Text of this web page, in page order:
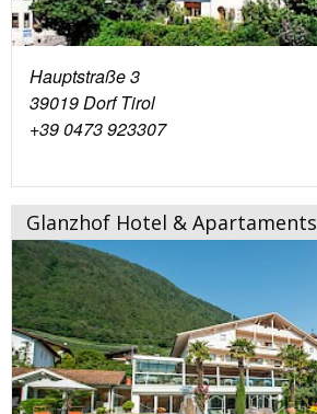
Hauptstraße 3
39019 Dorf Tirol
+39 0473 923307
Glanzhof Hotel & Apartaments